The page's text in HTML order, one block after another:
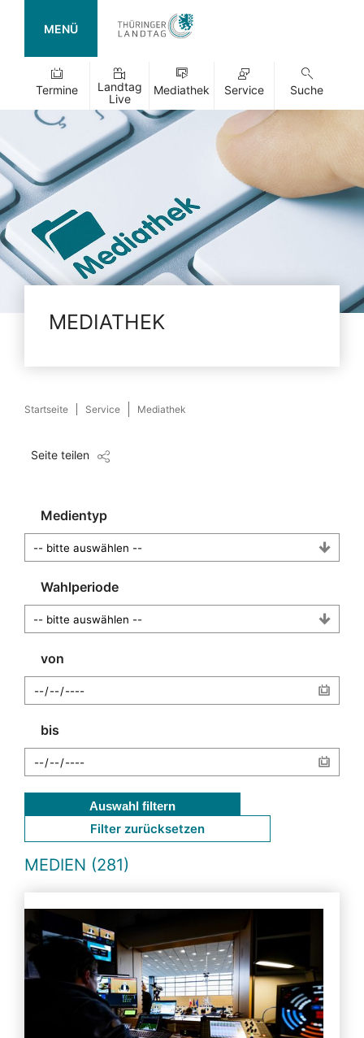
MENÜ
Termine
Landtag
Live
Mediathek Service Suche
MEDIATHEK
Startseite Service Mediathek
Seite teilen
Medientyp
Wahlperiode
von
bis
Auswahl filtern
Filter zurücksetzen
MEDIEN (281)